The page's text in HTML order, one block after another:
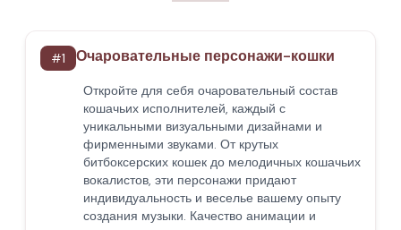
#1 Очаровательные персонажи-кошки
Откройте для себя очаровательный состав
кошачьих исполнителей, каждый с
уникальными визуальными дизайнами и
фирменными звуками. От крутых
битбоксерских кошек до мелодичных кошачьих
вокалистов, эти персонажи придают
индивидуальность и веселье вашему опыту
создания музыки. Качество анимации и